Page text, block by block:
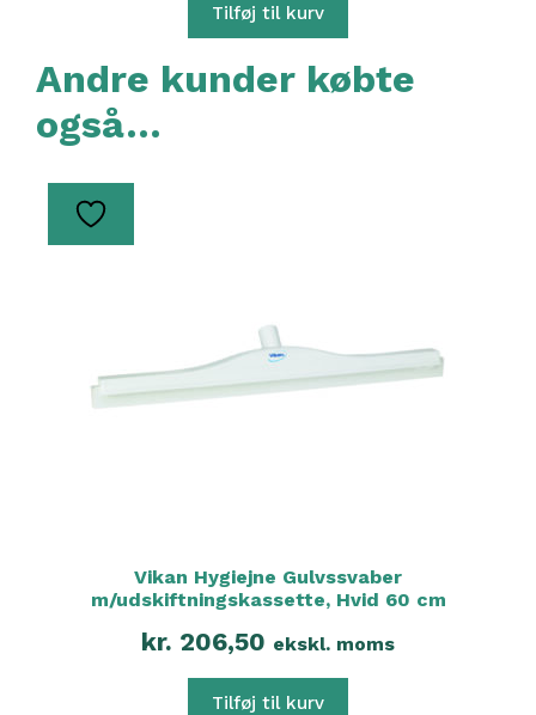
Tilføj til kurv
Andre kunder købte
også…
Vikan Hygiejne Gulvssvaber
m/udskiftningskassette, Hvid 60 cm
kr. 206,50 ekskl. moms
Tilføj til kurv